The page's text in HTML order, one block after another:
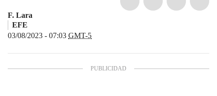
F. Lara
EFE
03/08/2023 - 07:03 GMT-5